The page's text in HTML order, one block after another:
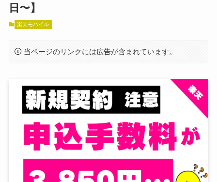
日〜】
楽天モバイル
当ページのリンクには広告が含まれています。